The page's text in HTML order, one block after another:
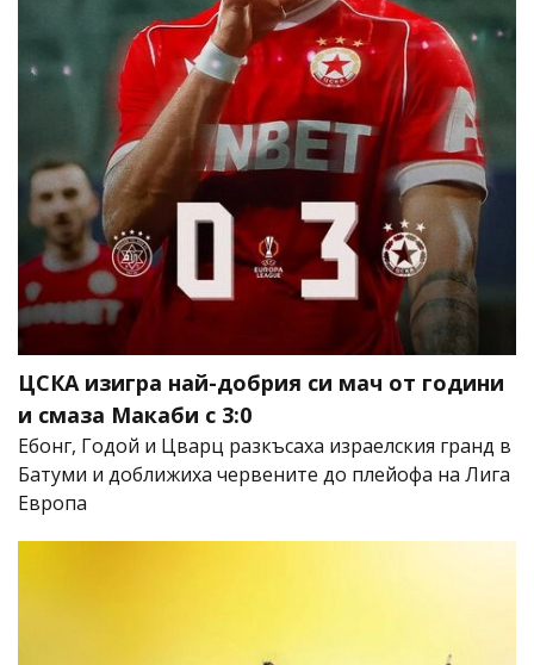
ЦСКА изигра най-добрия си мач от години
и смаза Макаби с 3:0
Ебонг, Годой и Цварц разкъсаха израелския гранд в
Батуми и доближиха червените до плейофа на Лига
Европа